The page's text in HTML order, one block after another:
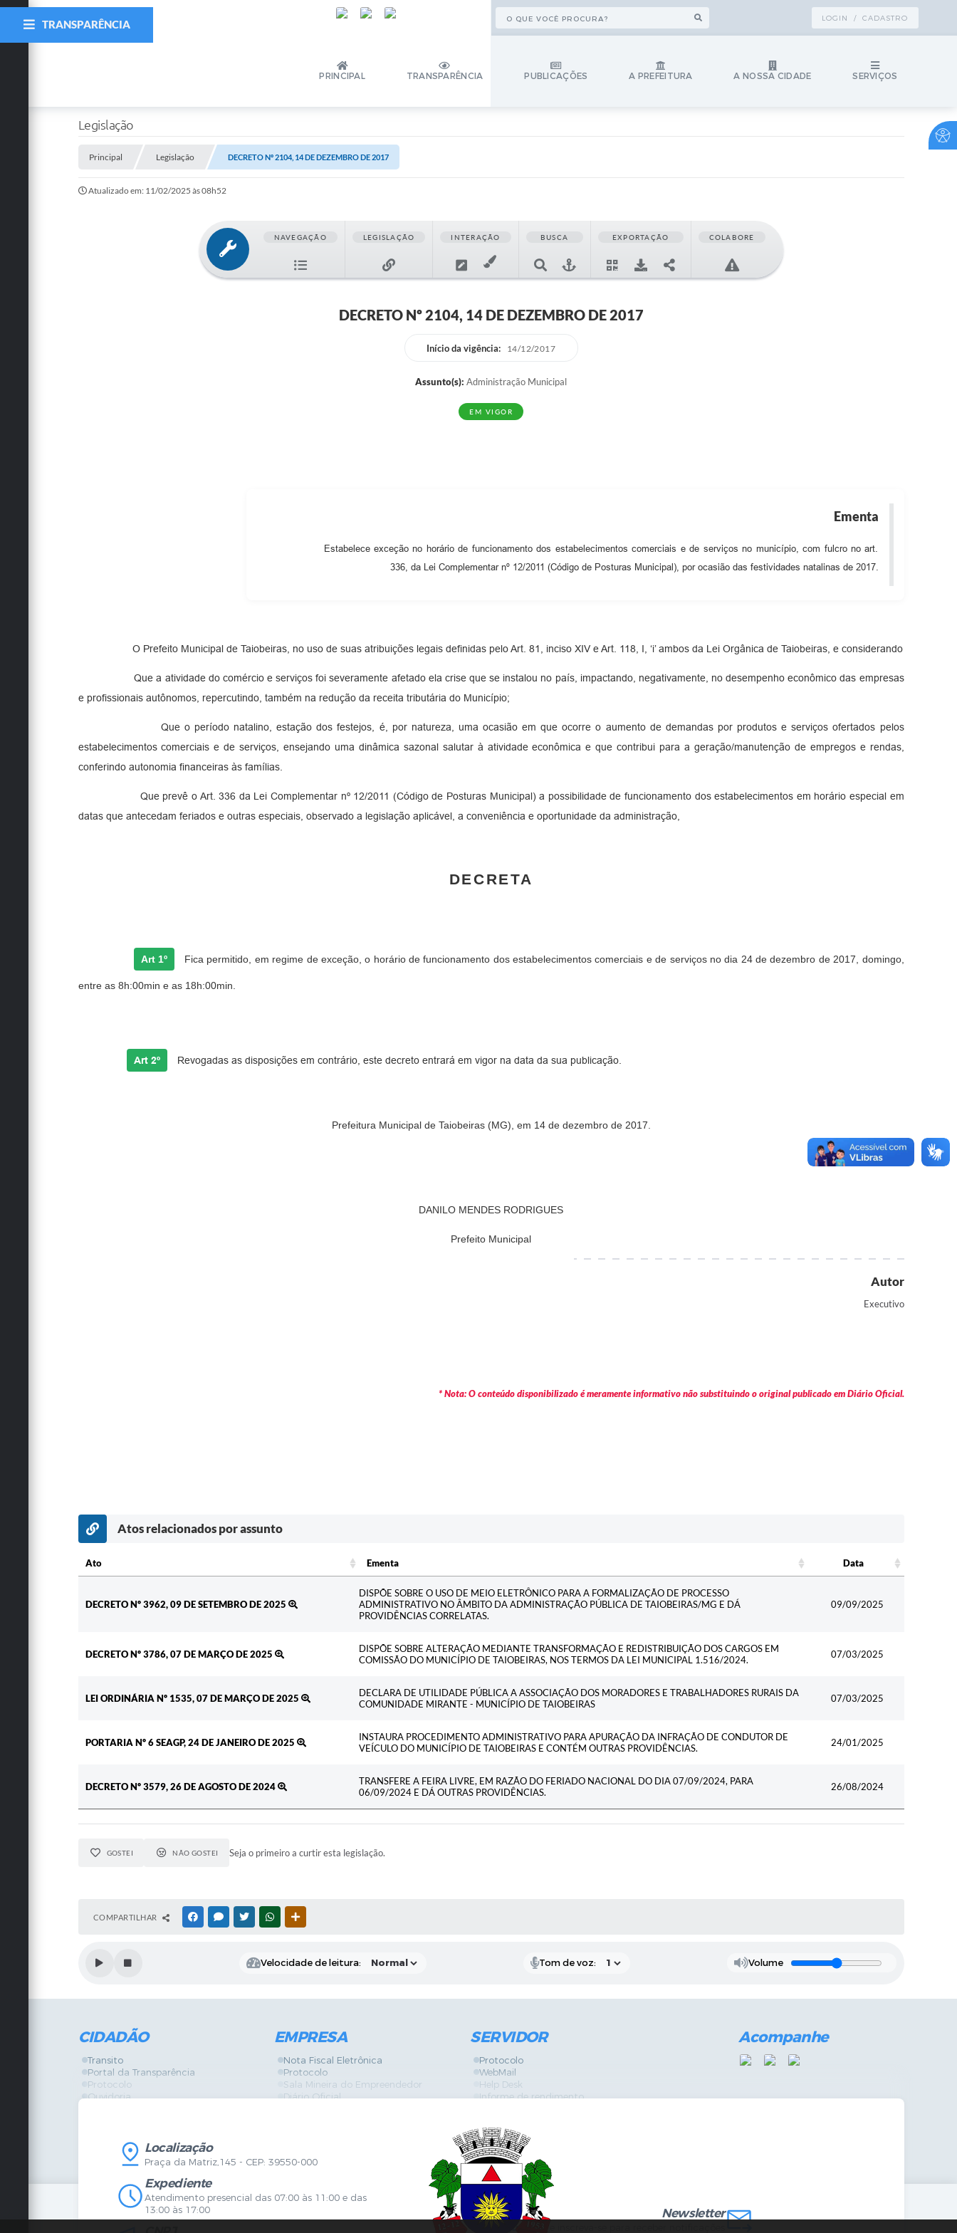
LOGIN / CADASTRO
PRINCIPAL TRANSPARÊNCIA PUBLICAÇÕES A PREFEITURA A NOSSA CIDADE SERVIÇOS
TRANSPARÊNCIA
Legislação
Principal Legislação DECRETO Nº 2104, 14 DE DEZEMBRO DE 2017
Atualizado em: 11/02/2025 às 08h52
NAVEGAÇÃO LEGISLAÇÃO INTERAÇÃO BUSCA EXPORTAÇÃO COLABORE
DECRETO Nº 2104, 14 DE DEZEMBRO DE 2017
Início da vigência: 14/12/2017
Assunto(s): Administração Municipal
EM VIGOR
Ementa
Estabelece exceção no horário de funcionamento dos estabelecimentos comerciais e de serviços no município, com fulcro no art.
336, da Lei Complementar nº 12/2011 (Código de Posturas Municipal), por ocasião das festividades natalinas de 2017.
O Prefeito Municipal de Taiobeiras, no uso de suas atribuições legais definidas pelo Art. 81, inciso XIV e Art. 118, I, ‘i’ ambos da Lei Orgânica de Taiobeiras, e considerando
Que a atividade do comércio e serviços foi severamente afetado ela crise que se instalou no país, impactando, negativamente, no desempenho econômico das empresas
e profissionais autônomos, repercutindo, também na redução da receita tributária do Município;
Que o período natalino, estação dos festejos, é, por natureza, uma ocasião em que ocorre o aumento de demandas por produtos e serviços ofertados pelos
estabelecimentos comerciais e de serviços, ensejando uma dinâmica sazonal salutar à atividade econômica e que contribui para a geração/manutenção de empregos e rendas,
conferindo autonomia financeiras às famílias.
Que prevê o Art. 336 da Lei Complementar nº 12/2011 (Código de Posturas Municipal) a possibilidade de funcionamento dos estabelecimentos em horário especial em
datas que antecedam feriados e outras especiais, observado a legislação aplicável, a conveniência e oportunidade da administração,
DECRETA
Art 1º Fica permitido, em regime de exceção, o horário de funcionamento dos estabelecimentos comerciais e de serviços no dia 24 de dezembro de 2017, domingo,
entre as 8h:00min e as 18h:00min.
Art 2º Revogadas as disposições em contrário, este decreto entrará em vigor na data da sua publicação.
Prefeitura Municipal de Taiobeiras (MG), em 14 de dezembro de 2017.
DANILO MENDES RODRIGUES
Prefeito Municipal
Autor
Executivo
* Nota: O conteúdo disponibilizado é meramente informativo não substituindo o original publicado em Diário Oficial.
Atos relacionados por assunto
Ato Ementa
Data
DECRETO Nº 3962, 09 DE SETEMBRO DE 2025
DISPÕE SOBRE O USO DE MEIO ELETRÔNICO PARA A FORMALIZAÇÃO DE PROCESSO
ADMINISTRATIVO NO ÂMBITO DA ADMINISTRAÇÃO PÚBLICA DE TAIOBEIRAS/MG E DÁ
PROVIDÊNCIAS CORRELATAS.
09/09/2025
DECRETO Nº 3786, 07 DE MARÇO DE 2025
DISPÕE SOBRE ALTERAÇÃO MEDIANTE TRANSFORMAÇÃO E REDISTRIBUIÇÃO DOS CARGOS EM
COMISSÃO DO MUNICÍPIO DE TAIOBEIRAS, NOS TERMOS DA LEI MUNICIPAL 1.516/2024.
07/03/2025
LEI ORDINÁRIA Nº 1535, 07 DE MARÇO DE 2025
DECLARA DE UTILIDADE PÚBLICA A ASSOCIAÇÃO DOS MORADORES E TRABALHADORES RURAIS DA
COMUNIDADE MIRANTE - MUNICÍPIO DE TAIOBEIRAS
07/03/2025
PORTARIA Nº 6 SEAGP, 24 DE JANEIRO DE 2025
INSTAURA PROCEDIMENTO ADMINISTRATIVO PARA APURAÇÃO DA INFRAÇÃO DE CONDUTOR DE
VEÍCULO DO MUNICÍPIO DE TAIOBEIRAS E CONTÉM OUTRAS PROVIDÊNCIAS.
24/01/2025
DECRETO Nº 3579, 26 DE AGOSTO DE 2024
TRANSFERE A FEIRA LIVRE, EM RAZÃO DO FERIADO NACIONAL DO DIA 07/09/2024, PARA
06/09/2024 E DÁ OUTRAS PROVIDÊNCIAS.
26/08/2024
GOSTEI NÃO GOSTEI Seja o primeiro a curtir esta legislação.
COMPARTILHAR FACEBOOKMESSENGER
TWITTERWHATSAPP
Velocidade de leitura: Tom de voz: Volume
CIDADÃO
Transito
Portal da Transparência
Protocolo
Ouvidoria
Legislação
Diário Oficial
Mapa do Site
Certidões
Agenda de Eventos
Concursos
Carta de Serviços
EMPRESA
Nota Fiscal Eletrônica
Protocolo
Sala Mineira do Empreendedor
Diário Oficial
Serviços Online
Vigilância Sanitária
SERVIDOR
Protocolo
WebMail
Help Desk
Informe de rendimento
GPI
Diário Oficial
Fale com RH
SGDI - Sistema de Gerência de Demandas Internas
Concurso Público e Processo Seletivo
Portal da Atenção Primaria
Acompanhe
Localização
Praça da Matriz,145 - CEP: 39550-000
Expediente
Atendimento presencial das 07:00 às 11:00 e das
13:00 às 17:00
Newsletter